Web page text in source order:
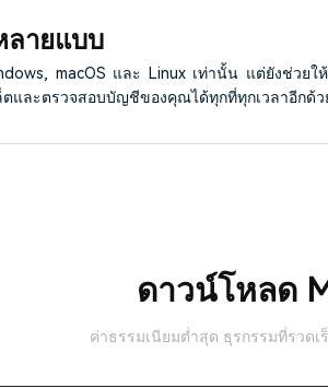
ลายแบบ
macOS และ Linux เท่านั้น แต่ยังช่วยใ
และตรวจสอบบัญชีของคุณได้ทุกที่ทุกเวลาอีกด้ว
ดาวน์โหลด
ค่าธรรมเนียมต่ำสุด ธุรกรรมที่รวด